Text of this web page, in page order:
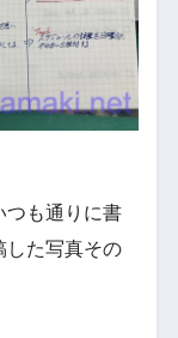
つも通りに書
した写真その